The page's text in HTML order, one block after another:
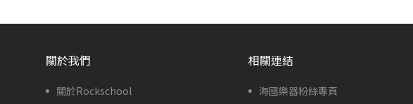
關於我們
關於Rockschool
相關連結
海國樂器粉絲專頁